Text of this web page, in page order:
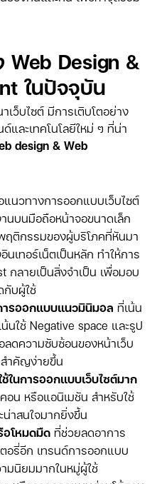
Web Design &
ในปัจจุบัน
ว็บไซต์ มีการเติบโตอย่าง
และเทคโนโลยีใหม่ ๆ ที่น่า
design & Web
แนวทางการออกแบบเว็บไซต์
นบนมือถือหน้าจอขนาดเล็ก
ฤติกรรมของผู้บริโภคที่หันมา
นเทอร์เน็ตเป็นหลัก ทำให้การ
ลายเป็นสิ่งจำเป็น เพื่อมอบ
กับผู้ใช้
รออกแบบแนวมินิมอล ที่เน้น
นใช้ Negative space และรูป
ดความซับซ้อนของหน้าเว็บ
สำคัญง่ายขึ้น
ในการออกแบบเว็บไซต์มาก
อน หรือแอนิเมชัน สำหรับใช้
น่าสนใจมากยิ่งขึ้น
อโหมดมืด ที่ช่วยลดอาการ
อรี่อีก เทรนด์การออกแบบ
มนิยมมากในหมู่ผู้ใช้